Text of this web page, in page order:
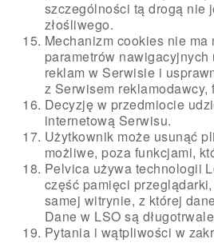
szczególności tą drogą nie
złośliwego.
Mechanizm cookies nie
parametrów
reklam w Serwisie i
z Serwisem
Decyzję w przedmiocie
internetową Serwisu.
Użytkownik może usunąć
możliwe, poza funkcjami,
Pelvica używa technologii
część pamięci
samej witrynie, z której
Dane w LSO są
Pytania i wątpliwości w